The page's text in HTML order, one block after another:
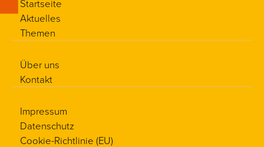
Startseite
Aktuelles
Themen
Über uns
Kontakt
Impressum
Datenschutz
Cookie-Richtlinie (EU)